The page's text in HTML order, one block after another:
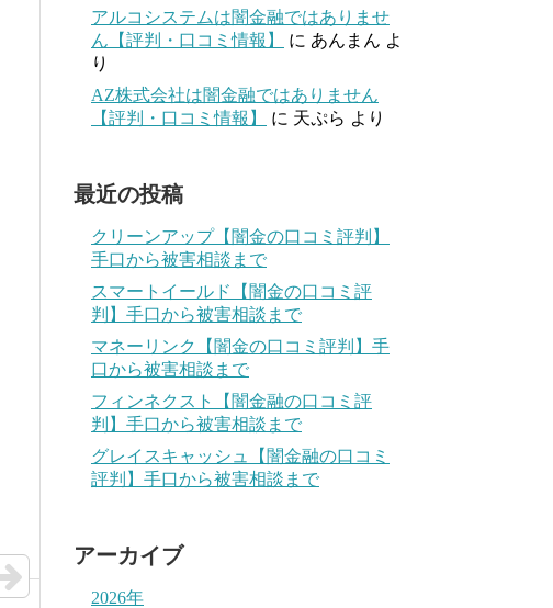
アルコシステムは闇金融ではありませ
ん【評判・口コミ情報】
に あんまん よ
り
AZ株式会社は闇金融ではありません
【評判・口コミ情報】
に 天ぷら より
最近の投稿
クリーンアップ【闇金の口コミ評判】
手口から被害相談まで
スマートイールド【闇金の口コミ評
判】手口から被害相談まで
マネーリンク【闇金の口コミ評判】手
口から被害相談まで
フィンネクスト【闇金融の口コミ評
判】手口から被害相談まで
グレイスキャッシュ【闇金融の口コミ
評判】手口から被害相談まで
アーカイブ
2026年